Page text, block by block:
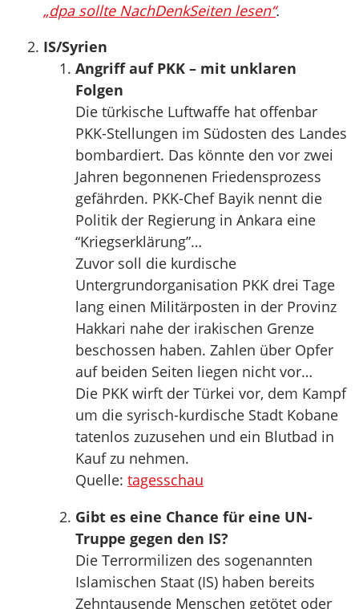
„dpa sollte NachDenkSeiten lesen“.
IS/Syrien
Angriff auf PKK – mit unklaren
Folgen
Die türkische Luftwaffe hat offenbar
PKK-Stellungen im Südosten des Landes
bombardiert. Das könnte den vor zwei
Jahren begonnenen Friedensprozess
gefährden. PKK-Chef Bayik nennt die
Politik der Regierung in Ankara eine
“Kriegserklärung”…
Zuvor soll die kurdische
Untergrundorganisation PKK drei Tage
lang einen Militärposten in der Provinz
Hakkari nahe der irakischen Grenze
beschossen haben. Zahlen über Opfer
auf beiden Seiten liegen nicht vor…
Die PKK wirft der Türkei vor, dem Kampf
um die syrisch-kurdische Stadt Kobane
tatenlos zuzusehen und ein Blutbad in
Kauf zu nehmen.
Quelle: tagesschau
Gibt es eine Chance für eine UN-
Truppe gegen den IS?
Die Terrormilizen des sogenannten
Islamischen Staat (IS) haben bereits
Zehntausende Menschen getötet oder